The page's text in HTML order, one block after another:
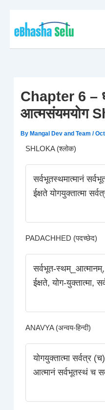
content
Chapter 6 –
आत्मसंयमयोग
By Mangal Dev and Team/
SHLOKA (श्लोक)
सर्वभूतस्थमात्मानं
ईक्षते योगयुक्तात्मा
PADACHHED (पदच्छेद)
सर्वभूत-
ईक्षते, योग-युक्तात्मा,
ANAVYA (अन्वय-हिन्दी)
योगयुक्तात्मा सर्वत्र
आत्मानं सर्वभूतस्थं च